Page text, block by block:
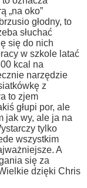
„na oko”
głodny, to
słuchać
się do nich
w szkole latać
kcal na
narzędzie
z
to zjem
głupi por, ale
jak wy, ale ja na
tylko
wszystkim
A
się za
dzięki Chris